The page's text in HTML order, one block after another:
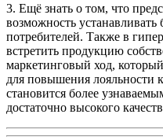
3. Ещё знать о том, что
возможность
потребителей. Также в
встретить продукцию
маркетинговый ход,
для повышения лояльности
становится более
достаточно высокого